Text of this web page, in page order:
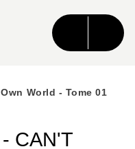
CONTENU
World - Tome 01
CAN'T